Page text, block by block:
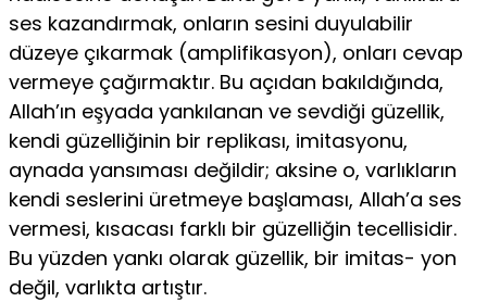
ses kazandırmak, onların sesini duyulabilir
düzeye çıkarmak (amplifikasyon), onları cevap
vermeye çağırmaktır. Bu açıdan bakıldı­ğında,
Allah’ın eşyada yankılanan ve sevdiği güzellik,
kendi güzelliğinin bir replikası, imitasyonu,
aynada yansıması değildir; aksine o, varlıkların
kendi seslerini üretmeye başlaması, Allah’a ses
vermesi, kısacası farklı bir güzelliğin tecellisidir.
Bu yüzden yankı olarak güzellik, bir imitas- yon
değil, varlıkta artıştır.